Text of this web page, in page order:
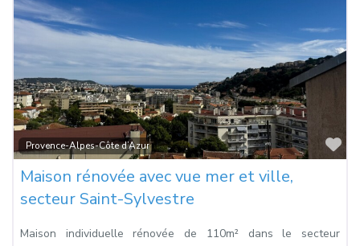
Provence-Alpes-Côte d’Azur
Maison rénovée avec vue mer et ville,
secteur Saint-Sylvestre
Maison individuelle rénovée de 110m² dans le secteur